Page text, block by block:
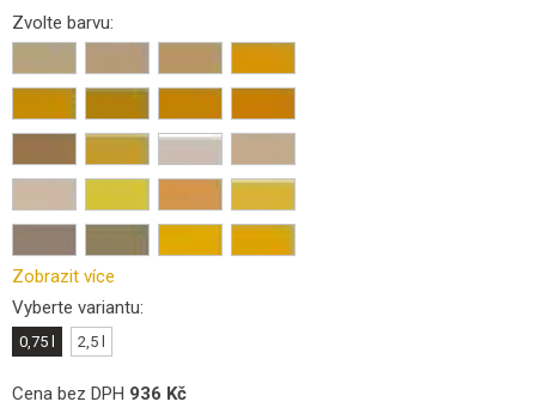
Zvolte barvu:
Zobrazit více
Vyberte variantu:
0,75 l 2,5 l
Cena bez DPH 936 Kč